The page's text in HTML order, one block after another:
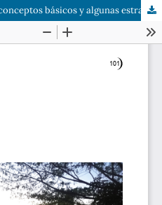
Residuos sólidos: problema, conceptos básicos y algunas estrategias de solución